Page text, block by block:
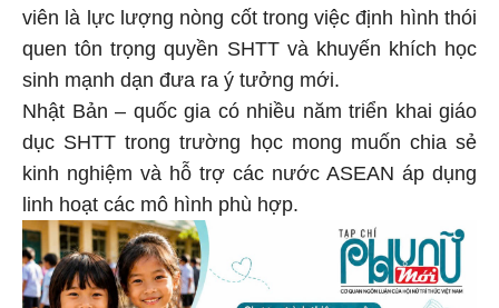
viên là lực lượng nòng cốt trong việc định hình thói
quen tôn trọng quyền SHTT và khuyến khích học
sinh mạnh dạn đưa ra ý tưởng mới.
Nhật Bản – quốc gia có nhiều năm triển khai giáo
dục SHTT trong trường học mong muốn chia sẻ
kinh nghiệm và hỗ trợ các nước ASEAN áp dụng
linh hoạt các mô hình phù hợp.